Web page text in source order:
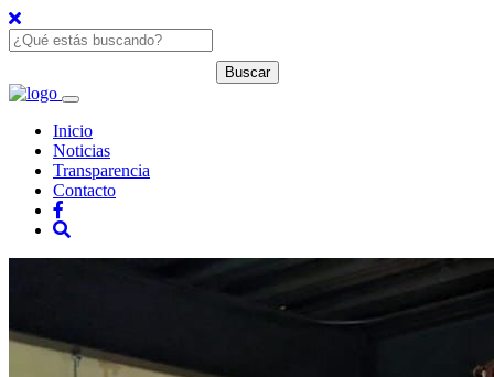
Inicio
Noticias
Transparencia
Contacto